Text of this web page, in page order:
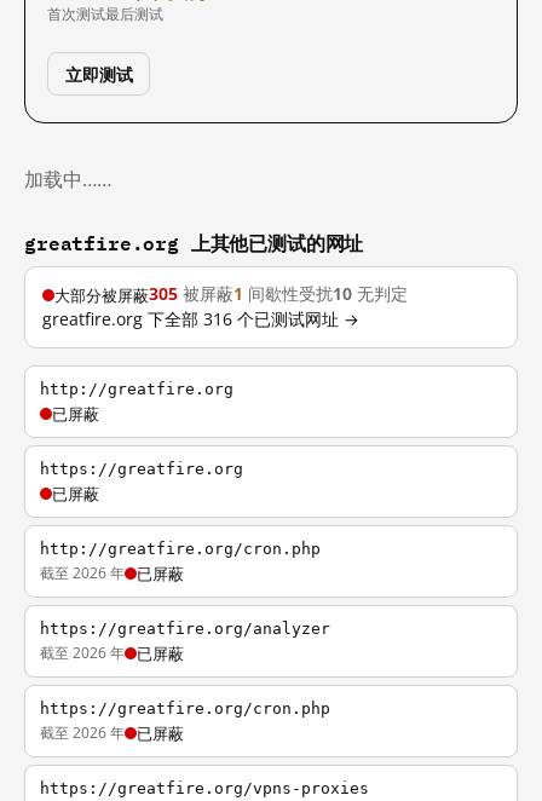
首次测试最后测试
立即测试
加载中……
greatfire.org 上其他已测试的网址
大部分被屏蔽305 被屏蔽1 间歇性受扰10 无判定
greatfire.org 下全部 316 个已测试网址 →
http://greatfire.org
已屏蔽
https://greatfire.org
已屏蔽
http://greatfire.org/cron.php
截至 2026 年 已屏蔽
https://greatfire.org/analyzer
截至 2026 年 已屏蔽
https://greatfire.org/cron.php
截至 2026 年 已屏蔽
https://greatfire.org/vpns-proxies